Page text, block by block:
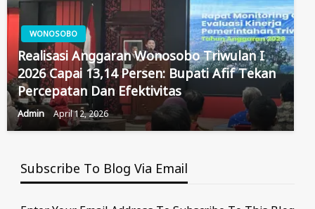
WONOSOBO
Realisasi Anggaran Wonosobo Triwulan I
2026 Capai 13,14 Persen: Bupati Afif Tekan
Percepatan Dan Efektivitas
Admin April 12, 2026
Subscribe To Blog Via Email